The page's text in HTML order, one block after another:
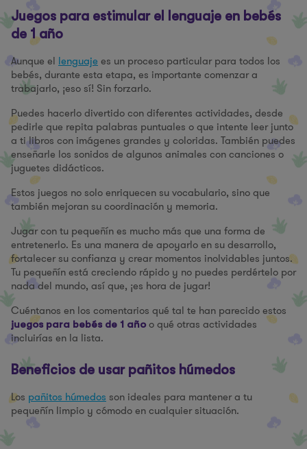
Juegos para estimular el lenguaje en bebés
de 1 año
Aunque el lenguaje es un proceso particular para todos los
bebés, durante esta etapa, es importante comenzar a
trabajarlo, ¡eso sí! Sin forzarlo.
Puedes hacerlo divertido con diferentes actividades, desde
pedirle que repita palabras puntuales o que intente leer junto
a ti libros con imágenes grandes y coloridas. También puedes
enseñarle los sonidos de algunos animales con canciones o
juguetes didácticos.
Estos juegos no solo enriquecen su vocabulario, sino que
también mejoran su coordinación y memoria.
Jugar con tu pequeñín es mucho más que una forma de
entretenerlo. Es una manera de apoyarlo en su desarrollo,
fortalecer su confianza y crear momentos inolvidables juntos.
Tu pequeñín está creciendo rápido y no puedes perdértelo por
nada del mundo, así que, ¡es hora de jugar!
Cuéntanos en los comentarios qué tal te han parecido estos
juegos para bebés de 1 añoo qué otras actividades
incluirías en la lista.
Beneficios de usar pañitos húmedos
Los pañitos húmedos son ideales para mantener a tu
pequeñín limpio y cómodo en cualquier situación.